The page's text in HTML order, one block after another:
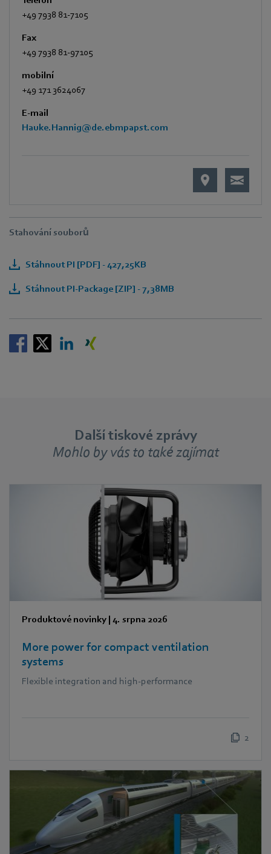
+49 7938 81-7105
Fax
+49 7938 81-97105
mobilní
+49 171 3624067
E-mail
Hauke.Hannig@de.ebmpapst.com
Stahování souborů
Stáhnout PI [PDF] - 427,25KB
Stáhnout PI-Package [ZIP] - 7,38MB
Další tiskové zprávy
Mohlo by vás to také zajímat
Produktové novinky | 4. srpna 2026
More power for compact ventilation
systems
Flexible integration and high-performance
2